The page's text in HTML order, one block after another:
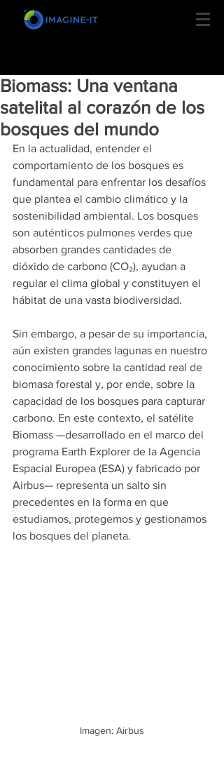
Biomass: Una ventana
satelital al corazón de los
bosques del mundo
En la actualidad, entender el
comportamiento de los bosques es
fundamental para enfrentar los desafíos
que plantea el cambio climático y la
sostenibilidad ambiental. Los bosques
son auténticos pulmones verdes que
absorben grandes cantidades de
dióxido de carbono (CO₂), ayudan a
regular el clima global y constituyen el
hábitat de una vasta biodiversidad.
Sin embargo, a pesar de su importancia,
aún existen grandes lagunas en nuestro
conocimiento sobre la cantidad real de
biomasa forestal y, por ende, sobre la
capacidad de los bosques para capturar
carbono. En este contexto, el satélite
Biomass —desarrollado en el marco del
programa Earth Explorer de la Agencia
Espacial Europea (ESA) y fabricado por
Airbus— representa un salto sin
precedentes en la forma en que
estudiamos, protegemos y gestionamos
los bosques del planeta.
Imagen: Airbus